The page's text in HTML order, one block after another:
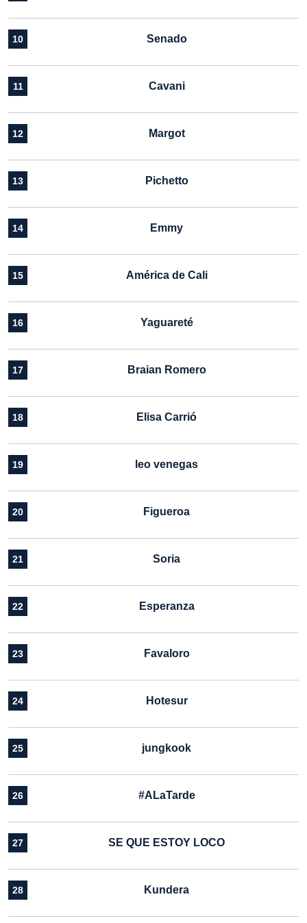
10 Senado
11 Cavani
12 Margot
13 Pichetto
14 Emmy
15 América de Cali
16 Yaguareté
17 Braian Romero
18 Elisa Carrió
19 leo venegas
20 Figueroa
21 Soria
22 Esperanza
23 Favaloro
24 Hotesur
25 jungkook
26 #ALaTarde
27 SE QUE ESTOY LOCO
28 Kundera